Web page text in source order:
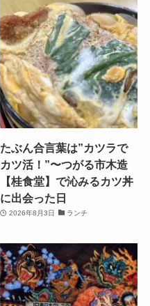
たぶん合言葉は”カツラで
カツ活！”〜つがる市木造
【桂食堂】で沁みるカツ丼
に出会った日
2026年8月3日 ランチ